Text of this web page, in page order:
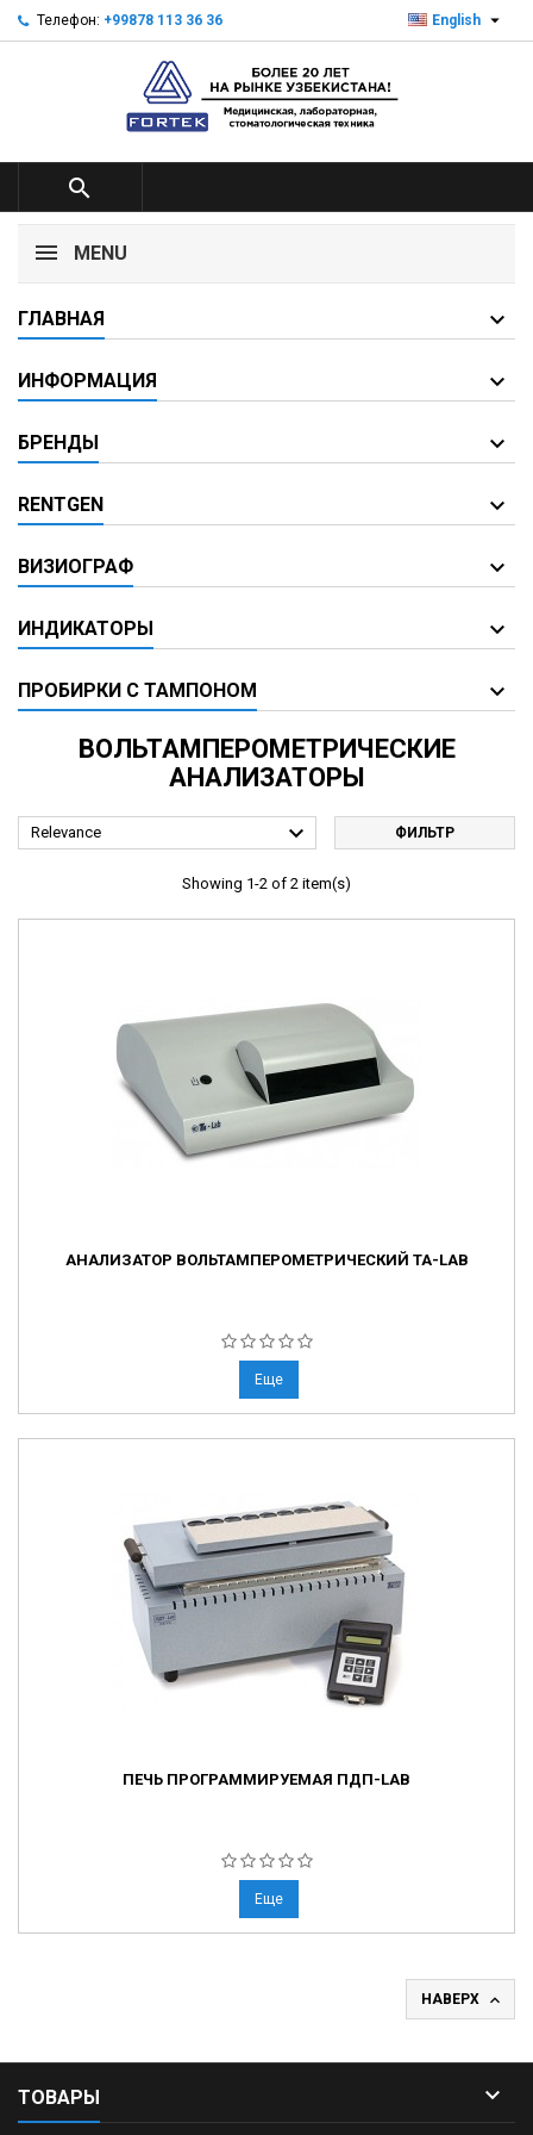
Телефон: +99878 113 36 36 English 

MENU
ГЛАВНАЯ
ИНФОРМАЦИЯ
БРЕНДЫ
RENTGEN
ВИЗИОГРАФ
ИНДИКАТОРЫ
ПРОБИРКИ С ТАМПОНОМ
ВОЛЬТАМПЕРОМЕТРИЧЕСКИЕ
АНАЛИЗАТОРЫ
Relevance  ФИЛЬТР
Showing 1-2 of 2 item(s)
АНАЛИЗАТОР ВОЛЬТАМПЕРОМЕТРИЧЕСКИЙ ТА-LAB
Еще
ПЕЧЬ ПРОГРАММИРУЕМАЯ ПДП-LAB
Еще
НАВЕРХ 
ТОВАРЫ 